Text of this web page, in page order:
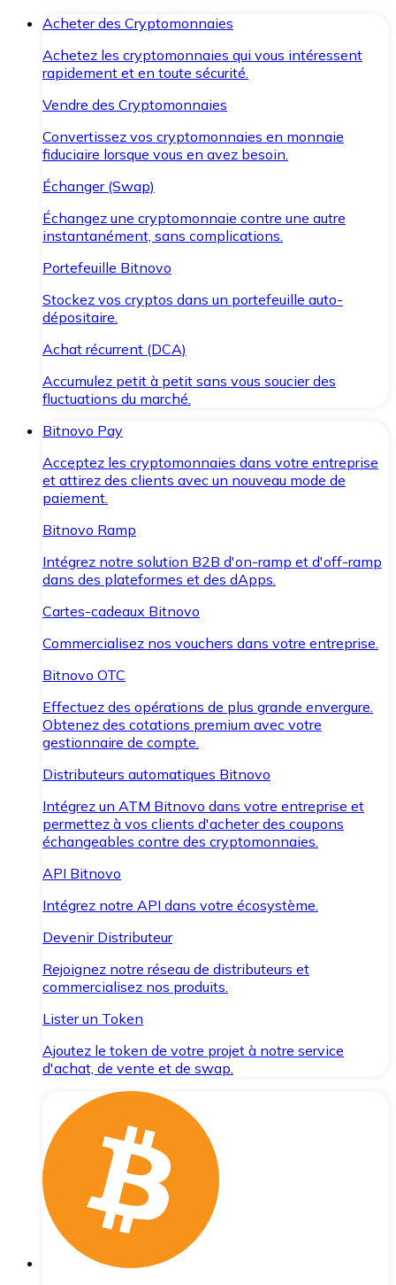
Acheter des Cryptomonnaies
Achetez les cryptomonnaies qui vous intéressent
rapidement et en toute sécurité.
Vendre des Cryptomonnaies
Convertissez vos cryptomonnaies en monnaie
fiduciaire lorsque vous en avez besoin.
Échanger (Swap)
Échangez une cryptomonnaie contre une autre
instantanément, sans complications.
Portefeuille Bitnovo
Stockez vos cryptos dans un portefeuille auto-
dépositaire.
Achat récurrent (DCA)
Accumulez petit à petit sans vous soucier des
fluctuations du marché.
Bitnovo Pay
Acceptez les cryptomonnaies dans votre entreprise
et attirez des clients avec un nouveau mode de
paiement.
Bitnovo Ramp
Intégrez notre solution B2B d'on-ramp et d'off-ramp
dans des plateformes et des dApps.
Cartes-cadeaux Bitnovo
Commercialisez nos vouchers dans votre entreprise.
Bitnovo OTC
Effectuez des opérations de plus grande envergure.
Obtenez des cotations premium avec votre
gestionnaire de compte.
Distributeurs automatiques Bitnovo
Intégrez un ATM Bitnovo dans votre entreprise et
permettez à vos clients d'acheter des coupons
échangeables contre des cryptomonnaies.
API Bitnovo
Intégrez notre API dans votre écosystème.
Devenir Distributeur
Rejoignez notre réseau de distributeurs et
commercialisez nos produits.
Lister un Token
Ajoutez le token de votre projet à notre service
d'achat, de vente et de swap.